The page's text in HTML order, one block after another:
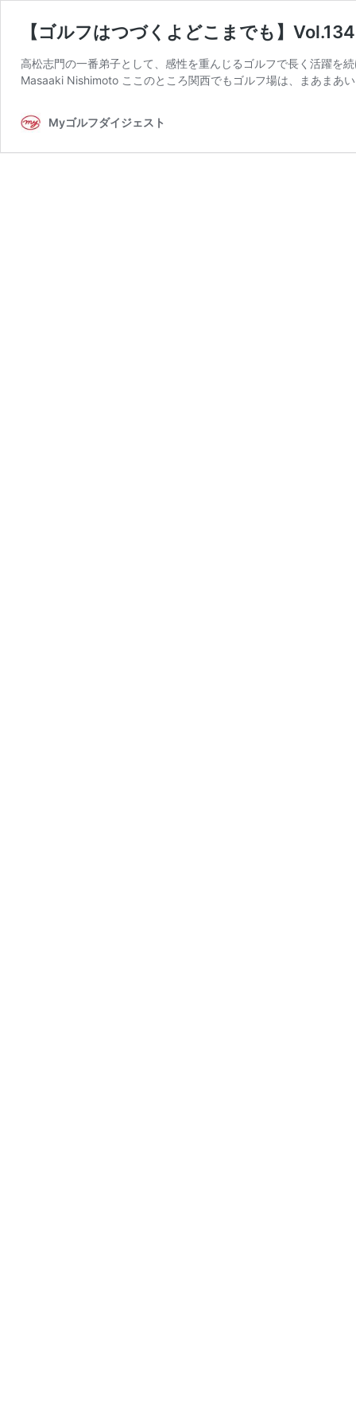
【ゴルフはつづくよどこまでも】
高松志門の一番弟子として、感性を重んじるゴルフで長く活躍を
Masaaki Nishimoto ここのところ関西でもゴルフ場は、まあまあ
Myゴルフダイジェスト